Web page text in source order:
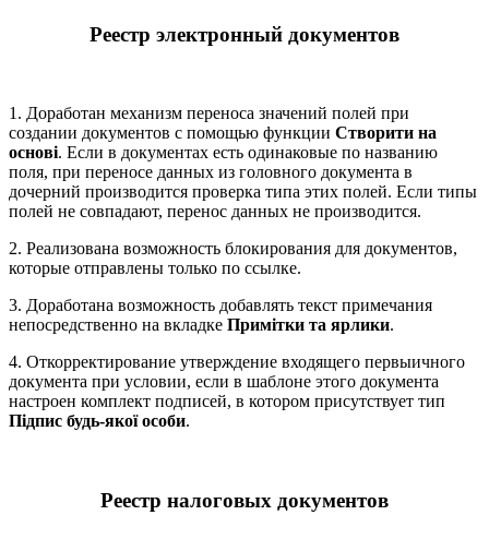
Реестр электронный документов
1. Доработан механизм переноса значений полей при
создании документов с помощью функции Створити на
основі. Если в документах есть одинаковые по названию
поля, при переносе данных из головного документа в
дочерний производится проверка типа этих полей. Если типы
полей не совпадают, перенос данных не производится.
2. Реализована возможность блокирования для документов,
которые отправлены только по ссылке.
3. Доработана возможность добавлять текст примечания
непосредственно на вкладке Примітки та ярлики.
4. Откорректирование утверждение входящего первыичного
документа при условии, если в шаблоне этого документа
настроен комплект подписей, в котором присутствует тип
Підпис будь-якої особи.
Реестр налоговых документов